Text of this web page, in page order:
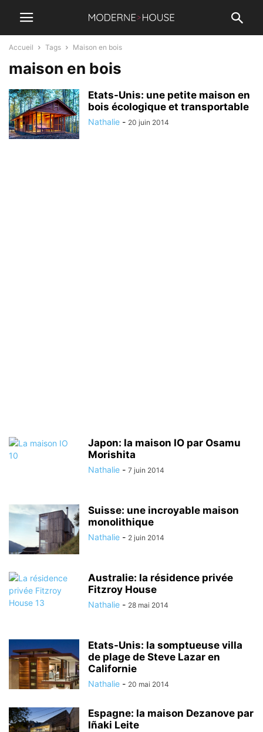
Accueil Tags Maison en bois
maison en bois
Etats-Unis: une petite maison en
bois écologique et transportable
Nathalie - 20 juin 2014
Japon: la maison IO par Osamu
Morishita
Nathalie - 7 juin 2014
Suisse: une incroyable maison
monolithique
Nathalie - 2 juin 2014
Australie: la résidence privée
Fitzroy House
Nathalie - 28 mai 2014
Etats-Unis: la somptueuse villa
de plage de Steve Lazar en
Californie
Nathalie - 20 mai 2014
Espagne: la maison Dezanove par
Iñaki Leite